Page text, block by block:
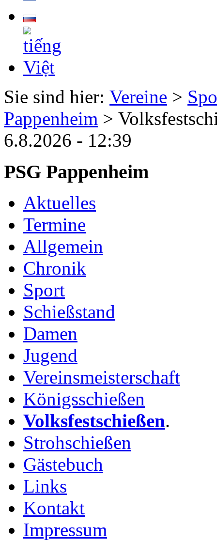
Sie sind hier: Vereine >
Pappenheim >
6.8.2026 - 12:39
PSG Pappenheim
Aktuelles
Termine
Allgemein
Chronik
Sport
Schießstand
Damen
Jugend
Vereinsmeisterschaft
Königsschießen
Volksfestschießen.
Strohschießen
Gästebuch
Links
Kontakt
Impressum